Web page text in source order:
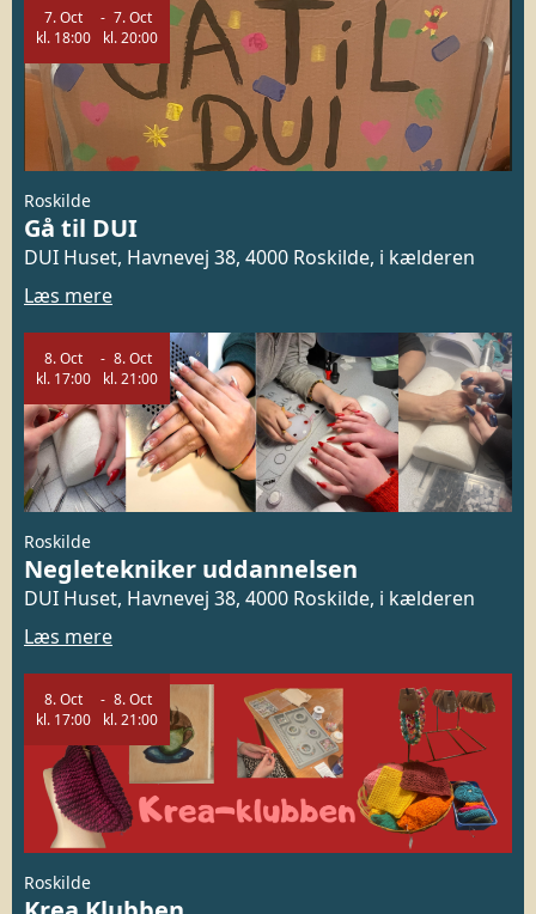
7.Oct
kl. 18:00
7.Oct
kl.20:00
Roskilde
Gå til DUI
DUI Huset, Havnevej 38, 4000 Roskilde, i kælderen
Læs mere
8.Oct
kl. 17:00
8.Oct
kl.21:00
Roskilde
Negletekniker uddannelsen
DUI Huset, Havnevej 38, 4000 Roskilde, i kælderen
Læs mere
8.Oct
kl. 17:00
8.Oct
kl.21:00
Roskilde